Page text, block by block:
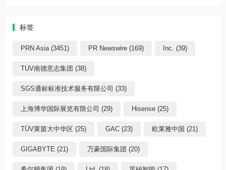
标签
PRN Asia (3451) PR Newswire (169) Inc. (39)
TUV南德意志集团 (38)
SGS通标标准技术服务有限公司 (33)
上海博华国际展览有限公司 (29) Hisense (25)
TÜV莱茵大中华区 (25) GAC (23) 欧莱雅中国 (21)
GIGABYTE (21) 万豪国际集团 (20)